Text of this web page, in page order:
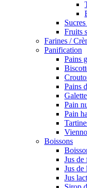
Fruits
Farines /
Panification
Pains
Pains
Pain
Pain
Boissons
Jus de
Jus de
Jus